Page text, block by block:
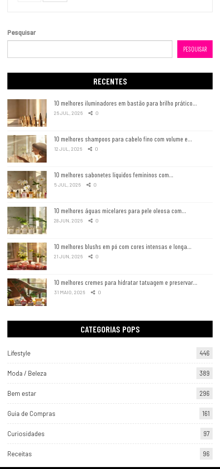
Pesquisar
PESQUISAR
RECENTES
10 melhores iluminadores em bastão para brilho prático…
26 JUL, 2026 0
10 melhores shampoos para cabelo fino com volume e…
12 JUL, 2026 0
10 melhores sabonetes líquidos femininos com…
5 JUL, 2026 0
10 melhores águas micelares para pele oleosa com…
28 JUN, 2026 0
10 melhores blushs em pó com cores intensas e longa…
21 JUN, 2026 0
10 melhores cremes para hidratar tatuagem e preservar…
31 MAIO, 2026 0
CATEGORIAS POPS
Lifestyle 446
Moda / Beleza 389
Bem estar 296
Guia de Compras 161
Curiosidades 97
Receitas 96